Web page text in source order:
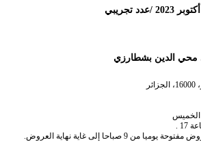
تجريبي
محي الدين بشطارزي
الخميس
9 صباحا إلى غاية نهاية العروض.